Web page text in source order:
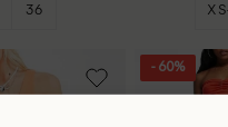
36
- 60%